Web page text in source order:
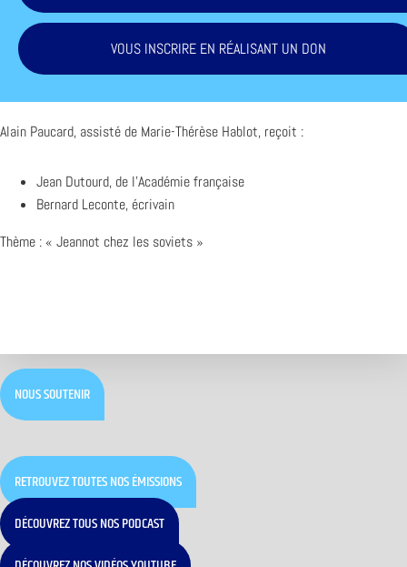
VOUS INSCRIRE EN RÉALISANT UN DON
Alain Paucard, assisté de Marie-Thérèse Hablot, reçoit :
Jean Dutourd, de l’Académie française
Bernard Leconte, écrivain
Thème : « Jeannot chez les soviets »
NOUS SOUTENIR
RETROUVEZ TOUTES NOS ÉMISSIONS
DÉCOUVREZ TOUS NOS PODCAST